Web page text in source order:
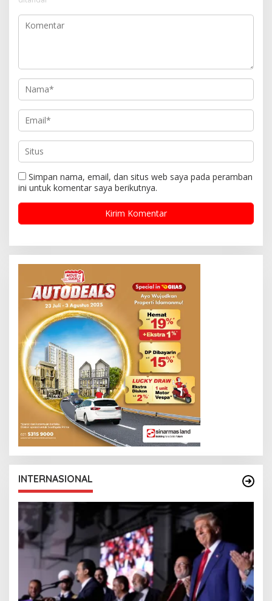
Simpan nama, email, dan situs web saya pada peramban
ini untuk komentar saya berikutnya.
INTERNASIONAL